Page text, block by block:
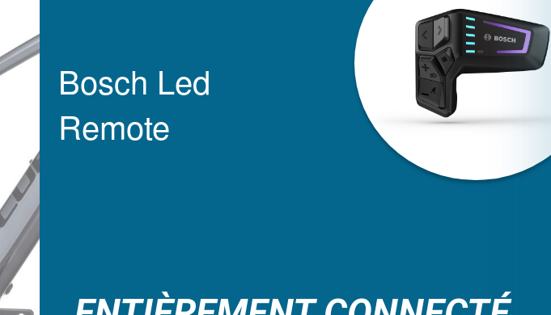
Bosch Led
Remote